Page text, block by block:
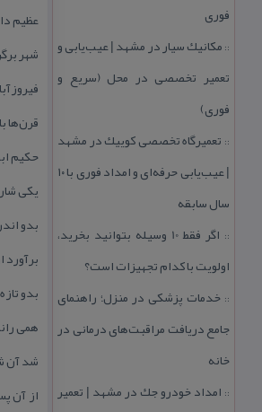
فوری
:: مكانیك سیار در مشهد | عیب‌یابی و
تعمیر تخصصی در محل (سریع و
فوری)
:: تعمیرگاه تخصصی كوییك در مشهد
| عیب‌یابی حرفه‌ای و امداد فوری با ۱۰
سال سابقه
::
اگر فقط 10 وسیله بتوانید بخرید،
اولویت با كدام تجهیزات است؟
:: خدمات پزشكی در منزل؛ راهنمای
جامع دریافت مراقبت‌های درمانی در
خانه
:: امداد خودرو جك در مشهد | تعمیر
عظیم
شهر
قرن‌ها
حكیم
یكی
بدو
برآورد
بدو
همی
شد آن
از آن